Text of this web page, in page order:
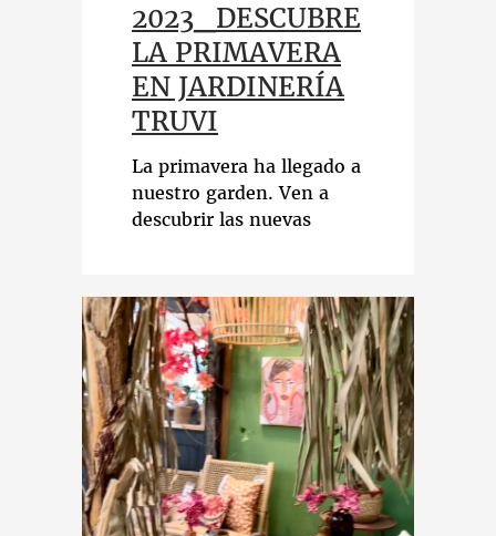
2023_DESCUBRE
LA PRIMAVERA
EN JARDINERÍA
TRUVI
La primavera ha llegado a
nuestro garden. Ven a
descubrir las nuevas